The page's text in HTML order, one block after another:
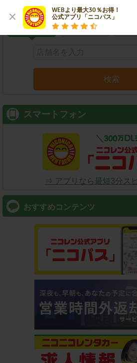
WEBより最大30％お得！
公式アプリ「ニコパス」
店舗名 駅名
検索
スマートフォン
⇒ アプリなら最短3分ス
おすすめコンテンツ